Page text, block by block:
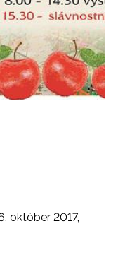
október 2017,